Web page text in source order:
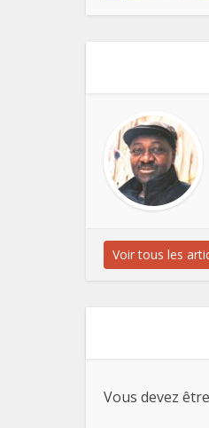
Voir tous les
Vous devez être